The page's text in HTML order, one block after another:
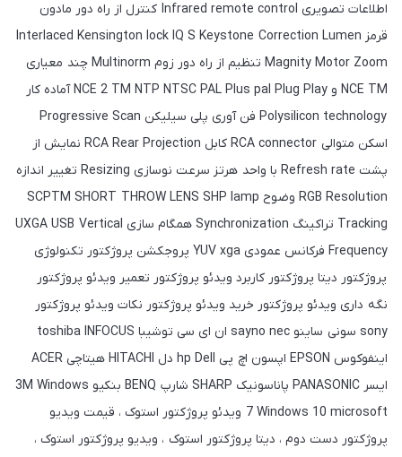
اطلاعات تصویری Infrared remote control کنترل از راه دور مادون
قرمز Interlaced Kensington lock IQ S Keystone Correction Lumen
Magnity Motor Zoom تنظیم از راه دور زوم Multinorm چند معیاری
NCE TM و NCE 2 TM NTP NTSC PAL Plus pal Plug Play آماده کار
Polysilicon technology فن آوری پلی سیلیکن Progressive Scan
اسکن متوالی RCA connector کابل RCA Rear Projection نمایش از
پشت Refresh rate با واحد هرتز سرعت نوسازی Resizing تغییر اندازه
RGB Resolution وضوح SCPTM SHORT THROW LENS SHP lamp
Tracking تراکینگ Synchronization همگام سازی UXGA USB Vertical
Frequency فرکانس عمودی YUV xga پروجکشن پروژکتور تکنولوژی
پروژکتور دیتا پروژکتور کاربرد ویدئو پروژکتور تعمیر ویدئو پروژکتور
نگه داری ویدئو پروژکتور خرید ویدئو پروژکتور نکات ویدئو پروژکتور
sony سونی ساینو sayno nec ان ای سی توشیبا toshiba INFOCUS
اینفوکوس EPSON اپسون اچ پی hp Dell دل HITACHI هیتاچی ACER
ایسر PANASONIC پاناسونیک SHARP شارپ BENQ بنکیو 3M Windows
7 Windows 10 microsoft ویدئو پروژکتور استوک ، قیمت ویدیو
پروژکتور دست دوم ، دیتا پروژکتور استوک ، ویدیو پروژکتور استوک ،